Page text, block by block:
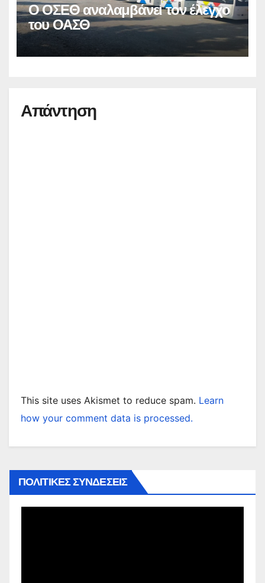
Ο ΟΣΕΘ αναλαμβάνει τον έλεγχο
του ΟΑΣΘ
Απάντηση
This site uses Akismet to reduce spam. Learn
how your comment data is processed.
ΠΟΛΙΤΙΚΕΣ ΣΥΝΔΕΣΕΙΣ